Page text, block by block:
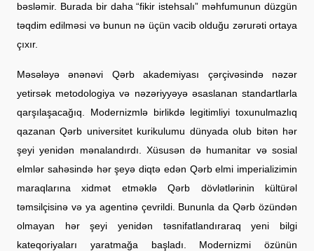
bəsləmir. Burada bir daha “fikir istehsalı” məhfumunun düzgün
təqdim edilməsi və bunun nə üçün vacib olduğu zərurəti ortaya
çıxır.
Məsələyə ənənəvi Qərb akademiyası çərçivəsində nəzər
yetirsək metodologiya və nəzəriyyəyə əsaslanan standartlarla
qarşılaşacağıq. Modernizmlə birlikdə legitimliyi toxunulmazlıq
qazanan Qərb universitet kurikulumu dünyada olub bitən hər
şeyi yenidən mənalandırdı. Xüsusən də humanitar və sosial
elmlər sahəsində hər şeyə diqtə edən Qərb elmi imperializimin
maraqlarına xidmət etməklə Qərb dövlətlərinin kültürəl
təmsilçisinə və ya agentinə çevrildi. Bununla da Qərb özündən
olmayan hər şeyi yenidən təsnifatlandıraraq yeni bilgi
kateqoriyaları yaratmağa başladı. Modernizmi özünün